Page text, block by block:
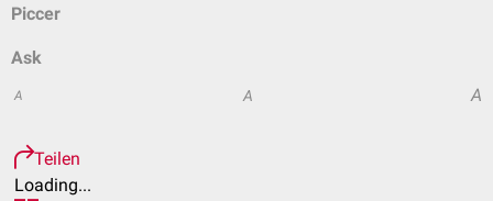
Piccer
Ask
A A A
Teilen
Loading...